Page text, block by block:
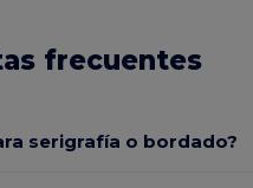
frecuentes
serigrafía o bordado?